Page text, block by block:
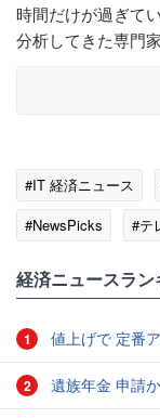
時間だけが過ぎて
分析してきた専門
#IT 経済ニュース
#NewsPicks
#テ
経済ニュースラン
1 値上げで 定番
2 遺族年金 申請